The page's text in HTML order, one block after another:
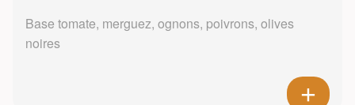
Base tomate, merguez, ognons, poivrons, olives
noires